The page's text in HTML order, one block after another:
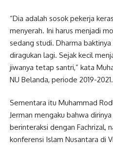
“Dia adalah sosok pekerja
menyerah. Ini harus menjadi
sedang studi. Dharma
diragukan lagi. Sejak kecil
jiwanya tetap santri,” kata
NU Belanda, periode 2019-2021.
Sementara itu Muhammad
Jerman mengaku bahwa
berinteraksi dengan Fachrizal,
konferensi Islam Nusantara di